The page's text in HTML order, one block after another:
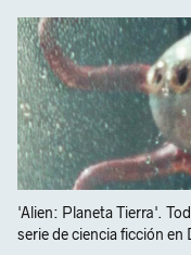
'Alien: Planeta Tierra'.
serie de ciencia ficción en